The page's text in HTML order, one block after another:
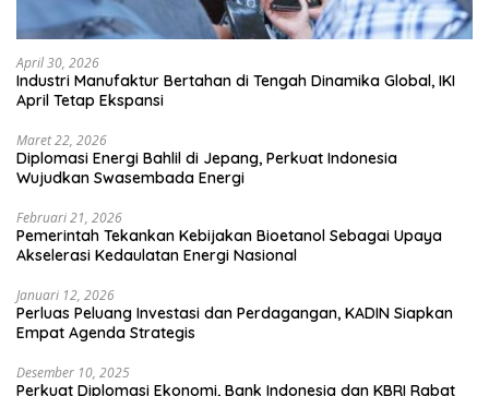
April 30, 2026
Industri Manufaktur Bertahan di Tengah Dinamika Global, IKI
April Tetap Ekspansi
Maret 22, 2026
Diplomasi Energi Bahlil di Jepang, Perkuat Indonesia
Wujudkan Swasembada Energi
Februari 21, 2026
Pemerintah Tekankan Kebijakan Bioetanol Sebagai Upaya
Akselerasi Kedaulatan Energi Nasional
Januari 12, 2026
Perluas Peluang Investasi dan Perdagangan, KADIN Siapkan
Empat Agenda Strategis
Desember 10, 2025
Perkuat Diplomasi Ekonomi, Bank Indonesia dan KBRI Rabat